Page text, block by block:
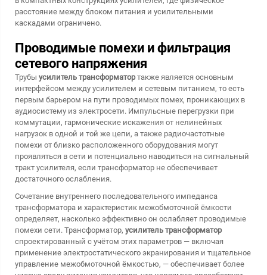
расстояние между блоком питания и усилительными
каскадами ограничено.
Проводимые помехи и фильтрация
сетевого напряжения
Трубы усилитель трансформатортакже является основным
интерфейсом между усилителем и сетевым питанием, то есть
первым барьером на пути проводимых помех, проникающих в
аудиосистему из электросети. Импульсные перегрузки при
коммутации, гармонические искажения от нелинейных
нагрузок в одной и той же цепи, а также радиочастотные
помехи от близко расположенного оборудования могут
проявляться в сети и потенциально наводиться на сигнальный
тракт усилителя, если трансформатор не обеспечивает
достаточного ослабления.
Сочетание внутреннего последовательного импеданса
трансформатора и характеристик межобмоточной ёмкости
определяет, насколько эффективно он ослабляет проводимые
помехи сети. Трансформатор, усилитель трансформатор
спроектированный с учётом этих параметров — включая
применение электростатического экранирования и тщательное
управление межобмоточной ёмкостью, — обеспечивает более